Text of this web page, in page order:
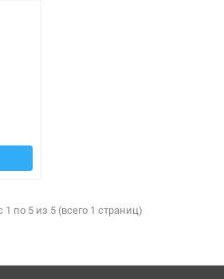
1 по 5 из 5 (всего 1 страниц)